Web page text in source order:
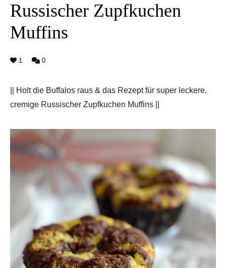
Russischer Zupfkuchen
Muffins
1 0
|| Holt die Buffalos raus & das Rezept für super leckere,
cremige Russischer Zupfkuchen Muffins ||